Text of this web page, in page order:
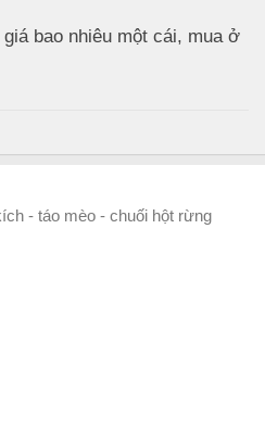
bao nhiêu một cái, mua ở
- táo mèo - chuối hột rừng